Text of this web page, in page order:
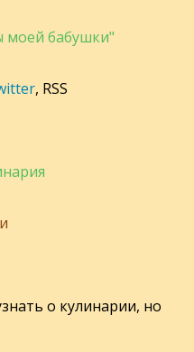
моей бабушки"
, RSS
о кулинарии, но